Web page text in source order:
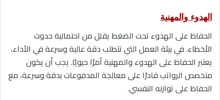
الهدوء والمهنية
الحفاظ على الهدوء تحت الضغط يقلل من احتمالية حدوث
الأخطاء. في بيئة العمل التي تتطلب دقة عالية وسرعة في الأداء،
يعتبر الحفاظ على الهدوء والمهنية أمرًا حيويًا. يجب أن يكون
متخصص الرواتب قادرًا على معالجة المدفوعات بدقة وسرعة، مع
الحفاظ على توازنه النفسي.